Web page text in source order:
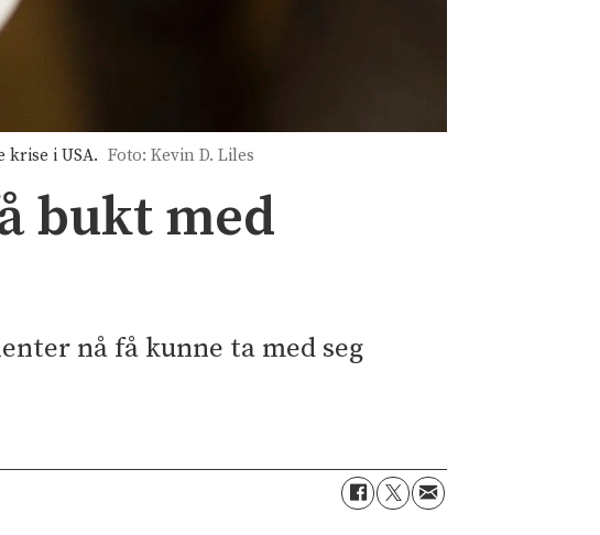
i USA. Foto: Kevin D. Liles
bukt med
nå få kunne ta med seg